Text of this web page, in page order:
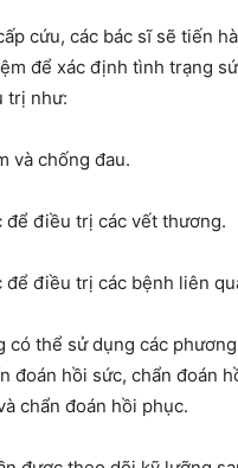
cứu, các bác sĩ sẽ tiến
để xác định tình trạng
trị như:
và chống đau.
để điều trị các vết thương.
để điều trị các bệnh liên
có thể sử dụng các
đoán hồi sức, chẩn đoán
chẩn đoán hồi phục.